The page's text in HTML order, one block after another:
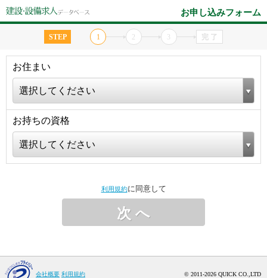
お申し込みフォーム
STEP 1 2 完 了
お住まい
選択してください
お持ちの資格
選択してください
利用規約に同意して
次 へ
© 2011-2026 QUICK CO.,LTD
会社概要 利用規約